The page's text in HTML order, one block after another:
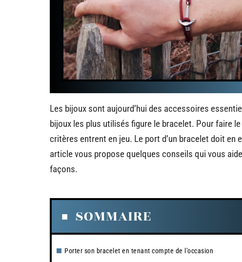
Les bijoux sont aujourd’hui des accessoires
bijoux les plus utilisés figure le bracelet. Pour faire
critères entrent en jeu. Le port d’un bracelet doit
article vous propose quelques conseils qui vous
façons.
SOMMAIRE
Porter son bracelet en tenant compte de l’occasion